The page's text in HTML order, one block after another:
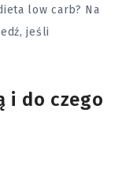
low carb? Na
jeśli
i do czego